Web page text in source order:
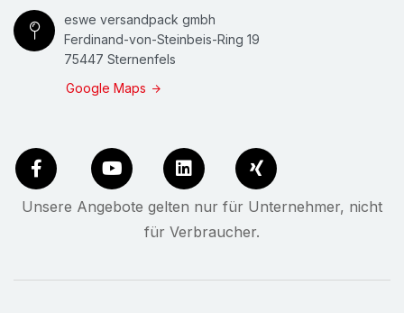
eswe versandpack gmbh
Ferdinand-von-Steinbeis-Ring 19
75447 Sternenfels
Google Maps
Unsere Angebote gelten nur für Unternehmer, nicht
für Verbraucher.